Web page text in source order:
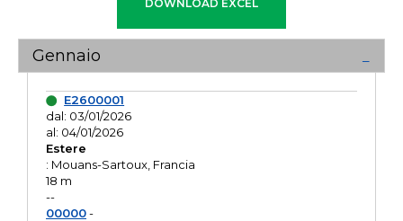
Gennaio
E2600001
dal: 03/01/2026
al: 04/01/2026
Estere
: Mouans-Sartoux, Francia
18 m
--
00000-